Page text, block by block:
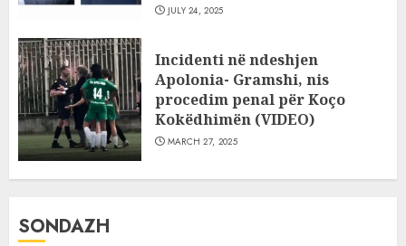
JULY 24, 2025
Incidenti në ndeshjen
Apolonia- Gramshi, nis
procedim penal për Koço
Kokëdhimën (VIDEO)
MARCH 27, 2025
SONDAZH